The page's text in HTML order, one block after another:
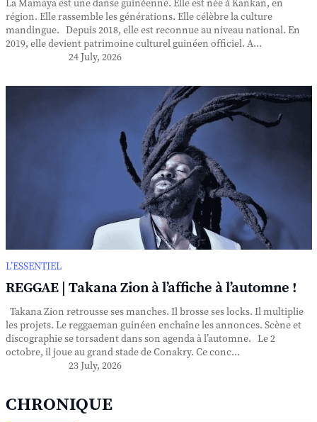
La Mamaya est une danse guinéenne. Elle est née à Kankan, en
région. Elle rassemble les générations. Elle célèbre la culture
mandingue. Depuis 2018, elle est reconnue au niveau national. En
2019, elle devient patrimoine culturel guinéen officiel. A...
24 July, 2026
L’ESSENTIEL
REGGAE | Takana Zion à l’affiche à l’automne !
Takana Zion retrousse ses manches. Il brosse ses locks. Il multiplie
les projets. Le reggaeman guinéen enchaîne les annonces. Scène et
discographie se torsadent dans son agenda à l’automne. Le 2
octobre, il joue au grand stade de Conakry. Ce conc...
23 July, 2026
CHRONIQUE